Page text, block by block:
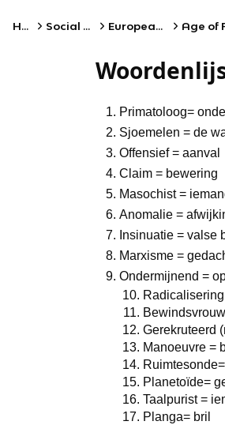
Home Social Studies European History
Primatoloog=
Sjoemelen = de
Offensief = aanval
Claim = bewering
Masochist =
Anomalie =
Insinuatie = valse
Marxisme =
Ondermijnend =
Gerekruteerd
Manoeuvre =
Planetoïde=
Taalpurist =
Planga= bril